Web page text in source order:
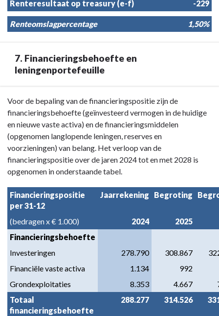
Renteresultaat op treasury (e-f) -229
Renteomslagpercentage 1,50%
7. Financieringsbehoefte en
leningenportefeuille
Terug
naar
navigatie
Paragraaf
Financiering
Financieringsbehoefte
leningenportefeuille
Voor de bepaling van de financieringspositie zijn de
financieringsbehoefte (geïnvesteerd vermogen in de huidige
en nieuwe vaste activa) en de financieringsmiddelen
(opgenomen langlopende leningen, reserves en
voorzieningen) van belang. Het verloop van de
financieringspositie over de jaren 2024 tot en met 2028 is
opgenomen in onderstaande tabel.
Financieringspositie
per 31-12
Jaarrekening Begroting
(bedragen x € 1.000) 2024 2025
Financieringsbehoefte
Investeringen
278.790 308.867
Financiële vaste activa
1.134
992
Grondexploitaties
8.353 4.667
Totaal
financieringsbehoefte
288.277 314.526